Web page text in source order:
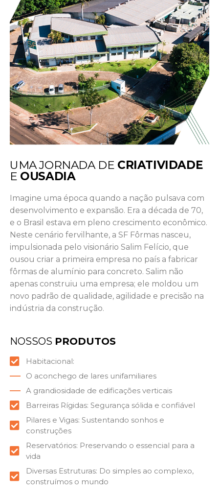
UMA JORNADA DE CRIATIVIDADE
E OUSADIA
Imagine uma época quando a nação pulsava com
desenvolvimento e expansão. Era a década de 70,
e o Brasil estava em pleno crescimento econômico.
Neste cenário fervilhante, a SF Fôrmas nasceu,
impulsionada pelo visionário Salim Felício, que
ousou criar a primeira empresa no país a fabricar
fôrmas de alumínio para concreto. Salim não
apenas construiu uma empresa; ele moldou um
novo padrão de qualidade, agilidade e precisão na
indústria da construção.
NOSSOS PRODUTOS
Habitacional:
O aconchego de lares unifamiliares
A grandiosidade de edificações verticais
Barreiras Rígidas: Segurança sólida e confiável
Pilares e Vigas: Sustentando sonhos e
construções
Reservatórios: Preservando o essencial para a
vida
Diversas Estruturas: Do simples ao complexo,
construímos o mundo